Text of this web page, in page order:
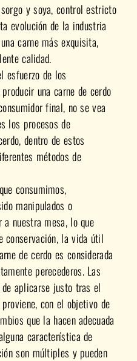
y soya, control estricto
evolución de la industria
carne más exquisita,
calidad.
esfuerzo de los
una carne de cerdo
final, no se vea
los procesos de
dentro de estos
métodos de
consumimos,
manipulados o
nuestra mesa, lo que
conservación, la vida útil
de cerdo es considerada
perecederos. Las
de aplicarse justo tras el
con el objetivo de
que la hacen adecuada
característica de
son múltiples y pueden